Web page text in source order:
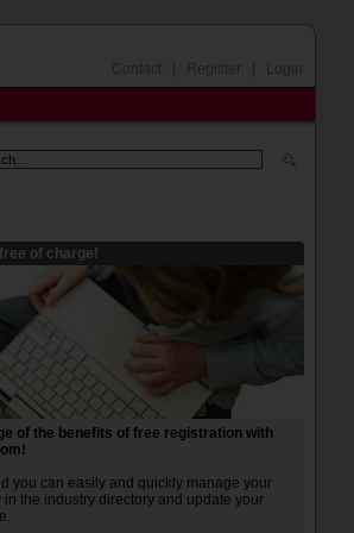
Contact Register Login
of charge!
of the benefits of free registration with
you can easily and quickly manage your
in the industry directory and update your